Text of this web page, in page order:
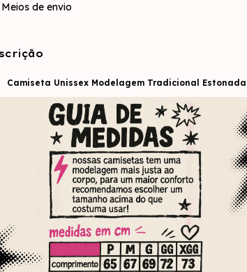
Meios de envio
Camiseta Unissex Modelagem Tradicional Estonada